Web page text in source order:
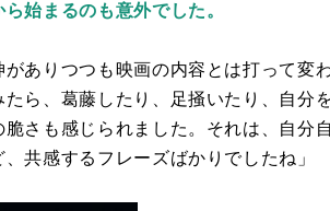
始まるのも意外でした。
がありつつも映画の内容とは打って
ら、葛藤したり、足掻いたり、自分
脆さも感じられました。それは、自
共感するフレーズばかりでしたね」